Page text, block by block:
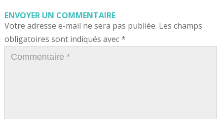
ENVOYER UN COMMENTAIRE
Votre adresse e-mail ne sera pas publiée. Les champs
obligatoires sont indiqués avec*